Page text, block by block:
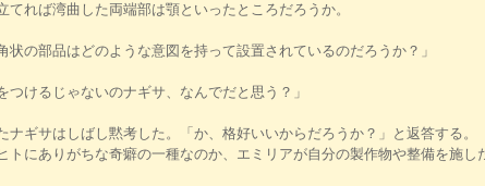
てれば湾曲した両端部は顎といったところだろうか。
状の部品はどのような意図を持って設置されているのだろうか？」
つけるじゃないのナギサ、なんでだと思う？」
ギサはしばし黙考した。「か、格好いいからだろうか？」と返答する。
にありがちな奇癖の一種なのか、エミリアが自分の製作物や整備を施